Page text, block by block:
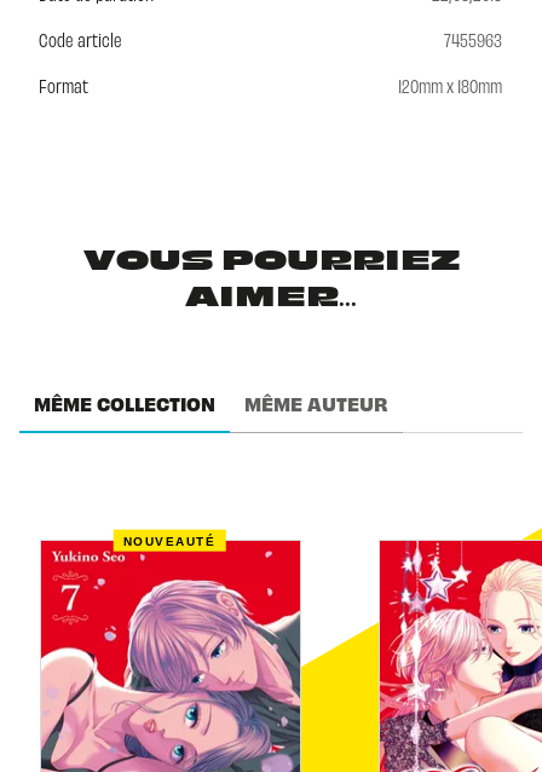
Code article
7455963
Format
120mm x 180mm
VOUS POURRIEZ
AIMER...
MÊME COLLECTION MÊME AUTEUR
NOUVEAUTÉ